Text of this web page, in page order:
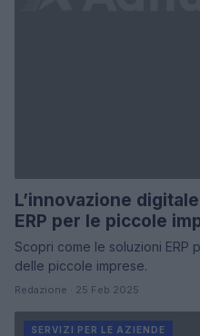
L’innovazione
ERP per le piccole
Scopri come le soluzioni ERP
delle piccole imprese.
Redazione · 25 Feb 2025
SERVIZI PER LE AZIENDE